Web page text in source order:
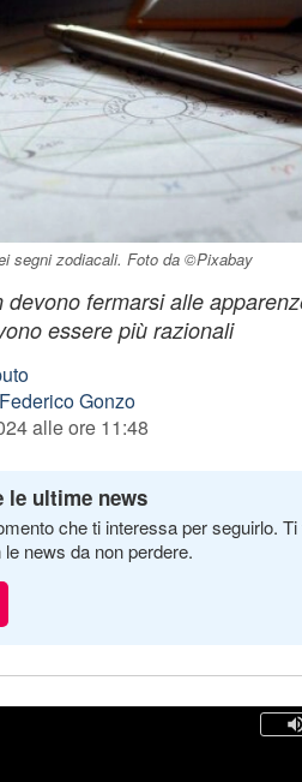
segni zodiacali. Foto da ©Pixabay
devono fermarsi alle
essere più razionali
Federico Gonzo
alle ore 11:48
le ultime news
che ti interessa per seguirlo.
news da non perdere.